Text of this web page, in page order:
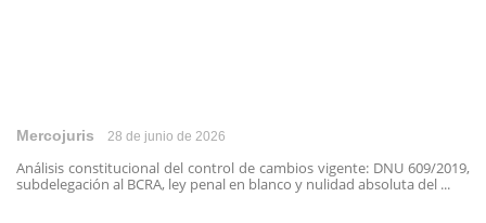
Mercojuris 28 de junio de 2026
Análisis constitucional del control de cambios vigente: DNU 609/2019,
subdelegación al BCRA, ley penal en blanco y nulidad absoluta del ...